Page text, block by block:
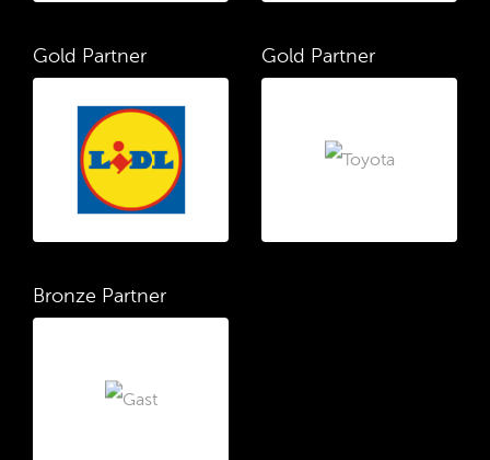
Gold Partner Gold Partner
Bronze Partner